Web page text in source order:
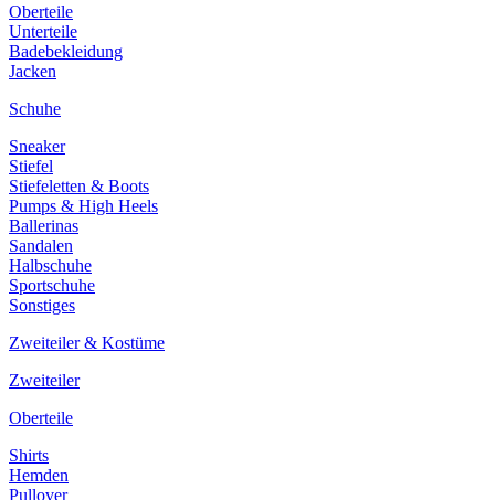
Oberteile
Unterteile
Badebekleidung
Jacken
Schuhe
Sneaker
Stiefel
Stiefeletten & Boots
Pumps & High Heels
Ballerinas
Sandalen
Halbschuhe
Sportschuhe
Sonstiges
Zweiteiler & Kostüme
Zweiteiler
Oberteile
Shirts
Hemden
Pullover